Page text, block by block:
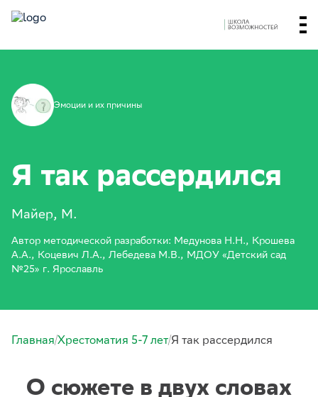
Эмоции и их причины
Я так рассердился
Майер, М.
Автор методической разработки: Медунова Н.Н., Крошева
А.А., Коцевич Л.А., Лебедева М.В., МДОУ «Детский сад
№25» г. Ярославль
Главная/Хрестоматия 5-7 лет/Я так рассердился
О сюжете в двух словах